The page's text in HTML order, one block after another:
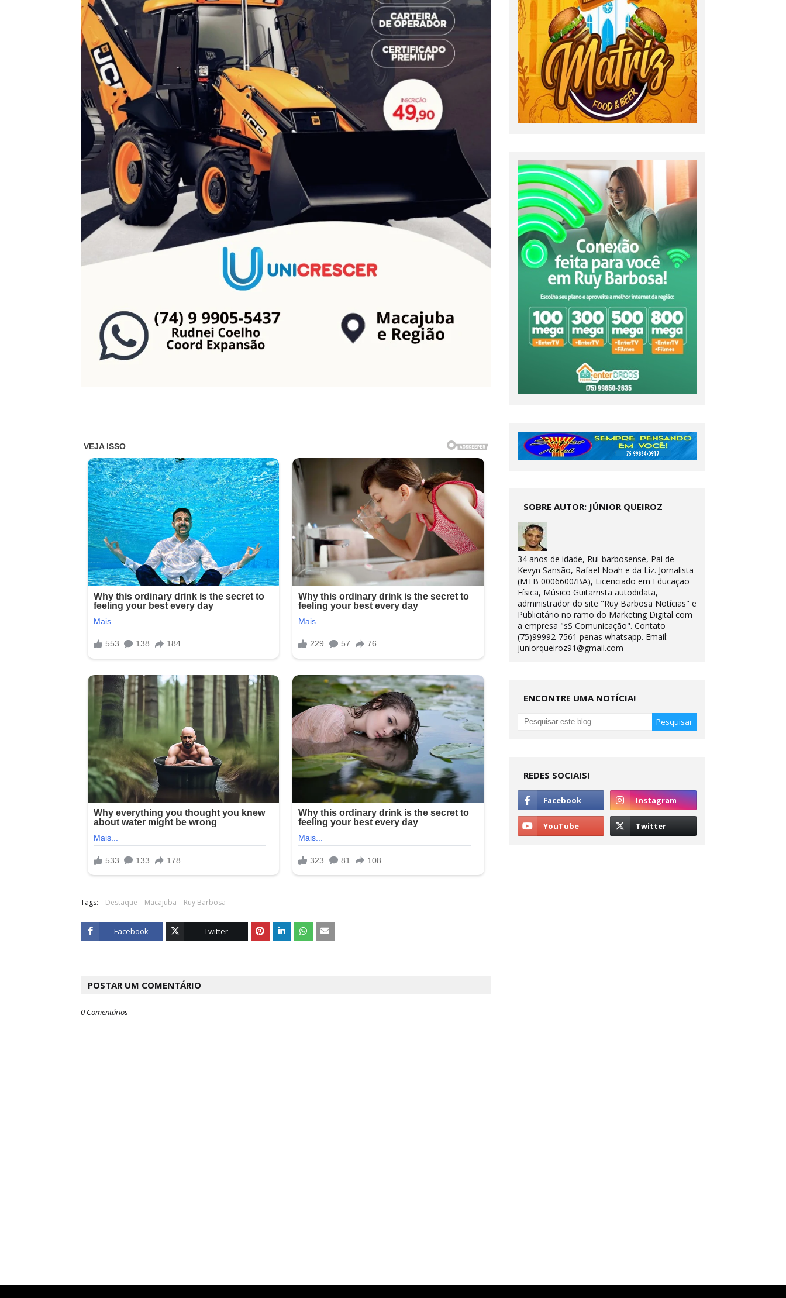
Tags: Destaque Macajuba Ruy Barbosa
Facebook Twitter
POSTAR UM COMENTÁRIO
0 Comentários
SOBRE AUTOR: JÚNIOR QUEIROZ
34 anos de idade, Rui-barbosense, Pai de
Kevyn Sansão, Rafael Noah e da Liz. Jornalista
(MTB 0006600/BA), Licenciado em Educação
Física, Músico Guitarrista autodidata,
administrador do site "Ruy Barbosa Notícias" e
Publicitário no ramo do Marketing Digital com
a empresa "sS Comunicação". Contato
(75)99992-7561 penas whatsapp. Email:
juniorqueiroz91@gmail.com
ENCONTRE UMA NOTÍCIA!
REDES SOCIAIS!